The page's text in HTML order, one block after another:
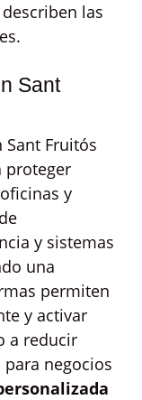
las
Sant
Sant Fruitós
proteger
y
y sistemas
una
permiten
y activar
a reducir
negocios